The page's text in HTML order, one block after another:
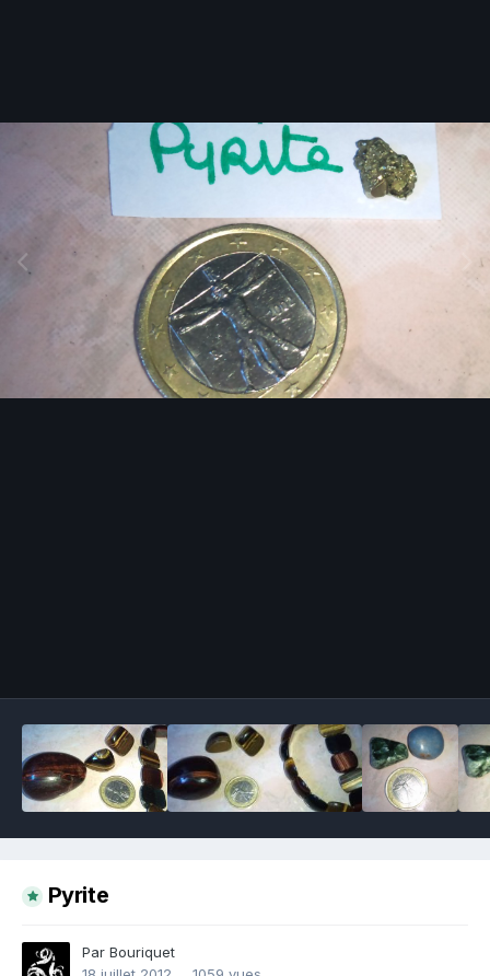
Pyrite
Par Bouriquet